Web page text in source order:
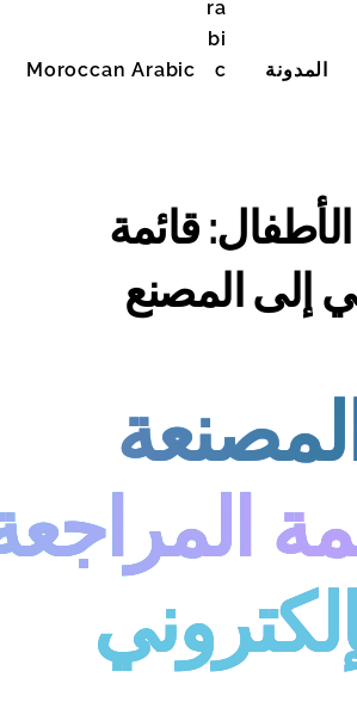
المدونة Moroccan Arabic
قائمة
إلى المصنع